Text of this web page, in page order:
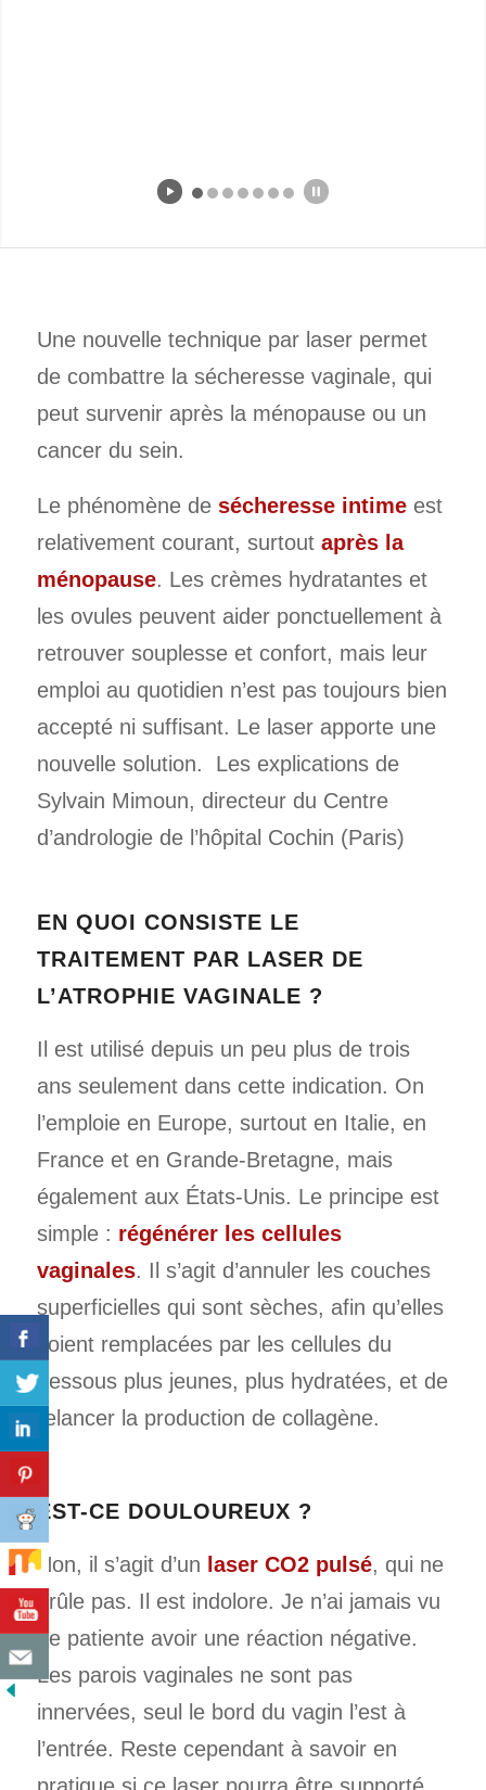
Une nouvelle technique par laser permet
de combattre la sécheresse vaginale, qui
peut survenir après la ménopause ou un
cancer du sein.
Le phénomène de sécheresse intimeest
relativement courant, surtout après la
ménopause. Les crèmes hydratantes et
les ovules peuvent aider ponctuellement à
retrouver souplesse et confort, mais leur
emploi au quotidien n’est pas toujours bien
accepté ni suffisant. Le laser apporte une
nouvelle solution. Les explications de
Sylvain Mimoun, directeur du Centre
d’andrologie de l’hôpital Cochin (Paris)
EN QUOI CONSISTE LE
TRAITEMENT PAR LASER DE
L’ATROPHIE VAGINALE ?
Il est utilisé depuis un peu plus de trois
ans ­seulement dans cette indication. On
l’emploie en Europe, surtout en Italie, en
France et en Grande-Bretagne, mais
également aux États-Unis. Le principe est
simple : régénérer les cellules
vaginales. Il s’agit d’annuler les couches
superficielles qui sont sèches, afin qu’elles
soient ­remplacées par les cellules du
dessous plus jeunes, plus hydratées, et de
relancer la production de collagène.
EST-CE DOULOUREUX ?
Non, il s’agit d’un laser CO2 pulsé, qui ne
brûle pas. Il est indolore. Je n’ai jamais vu
de patiente avoir une réaction négative.
Les parois vaginales ne sont pas
innervées, seul le bord du vagin l’est à
l’entrée. Reste cependant à savoir en